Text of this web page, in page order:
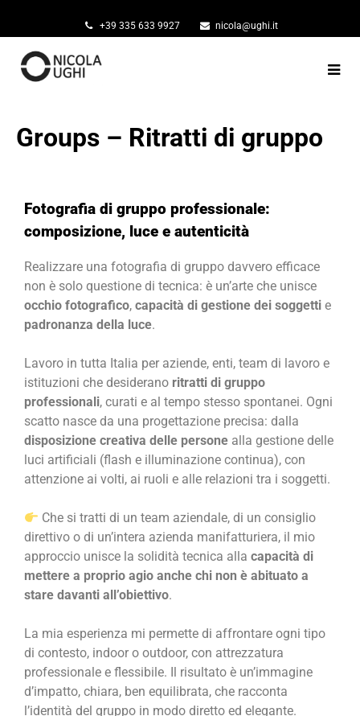
+39 335 633 9927 nicola@ughi.it
Groups – Ritratti di gruppo
Fotografia di gruppo professionale:
composizione, luce e autenticità
Realizzare una fotografia di gruppo davvero efficace
non è solo questione di tecnica: è un’arte che unisce
occhio fotografico, capacità di gestione dei soggetti e
padronanza della luce.
Lavoro in tutta Italia per aziende, enti, team di lavoro e
istituzioni che desiderano ritratti di gruppo
professionali, curati e al tempo stesso spontanei. Ogni
scatto nasce da una progettazione precisa: dalla
disposizione creativa delle persone alla gestione delle
luci artificiali (flash e illuminazione continua), con
attenzione ai volti, ai ruoli e alle relazioni tra i soggetti.
Che si tratti di un team aziendale, di un consiglio
direttivo o di un’intera azienda manifatturiera, il mio
approccio unisce la solidità tecnica alla capacità di
mettere a proprio agio anche chi non è abituato a
stare davanti all’obiettivo.
La mia esperienza mi permette di affrontare ogni tipo
di contesto, indoor o outdoor, con attrezzatura
professionale e flessibile. Il risultato è un’immagine
d’impatto, chiara, ben equilibrata, che racconta
l’identità del gruppo in modo diretto ed elegante.